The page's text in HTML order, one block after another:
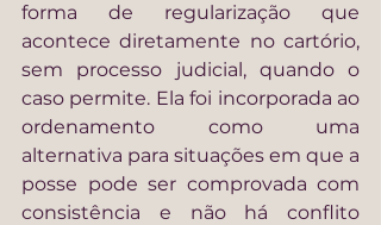
forma de regularização que
acontece diretamente no cartório,
sem processo judicial, quando o
caso permite. Ela foi incorporada ao
ordenamento como uma
alternativa para situações em que a
posse pode ser comprovada com
consistência e não há conflito